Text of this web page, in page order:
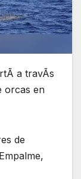
a travÃs
orcas en
de